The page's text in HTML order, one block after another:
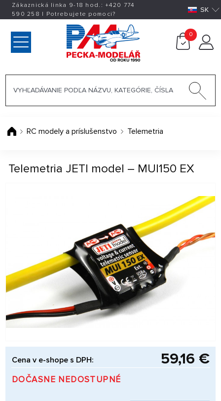
Zákaznická linka 9-18 hod.:+420 774
590 258 | Potrebujete pomoci? SK
0
RC modely a príslušenstvo Telemetria
Telemetria JETI model – MUI150 EX
Cena v e-shope s DPH: 59,16 €
DOČASNE NEDOSTUPNÉ